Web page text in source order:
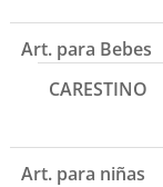
Art. para Bebes
CARESTINO
Art. para niñas